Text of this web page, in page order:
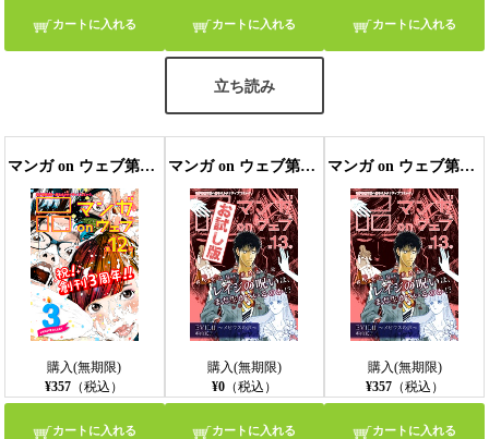
カートに入れる カートに入れる
立ち読み
カートに入れる
マンガ on ウェブ第12号
購入(無期限)
¥357 （税込）
カートに入れる
マンガ on ウェブ第13号 無料お試し版
購入(無期限)
¥0（税込）
カートに入れる
マンガ on ウェブ第13号
購入(無期限)
¥357（税込）
カートに入れる